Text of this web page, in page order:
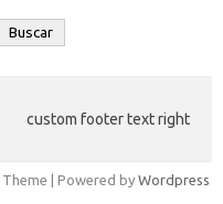
Buscar
custom footer text right
Theme | Powered by Wordpress